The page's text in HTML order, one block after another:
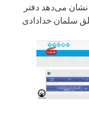
می‌دهد دفتر
سلمان خدادادی